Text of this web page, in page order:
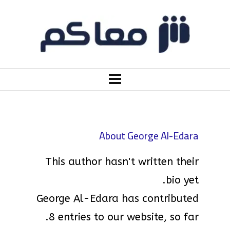
AboutGeorge Al-Edara
This author hasn't written their
bio yet.
George Al-Edara has contributed
8 entries to our website, so far.